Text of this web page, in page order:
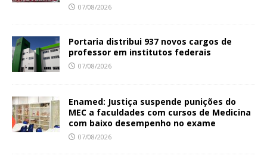
07/08/2026
Portaria distribui 937 novos cargos de
professor em institutos federais
07/08/2026
Enamed: Justiça suspende punições do
MEC a faculdades com cursos de Medicina
com baixo desempenho no exame
07/08/2026